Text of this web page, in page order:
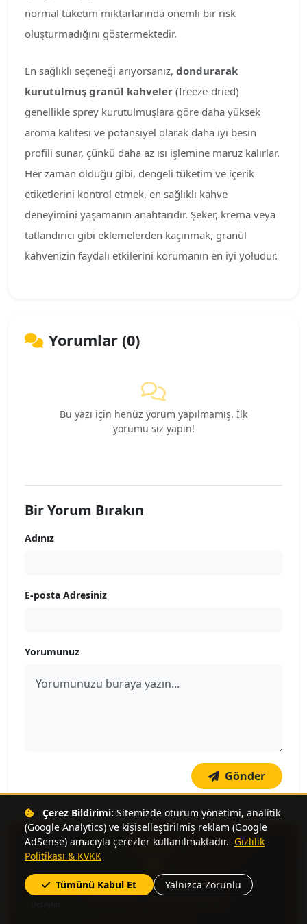
normal tüketim miktarlarında önemli bir risk
oluşturmadığını göstermektedir.
En sağlıklı seçeneği arıyorsanız, dondurarak
kurutulmuş granül kahveler (freeze-dried)
genellikle sprey kurutulmuşlara göre daha yüksek
aroma kalitesi ve potansiyel olarak daha iyi besin
profili sunar, çünkü daha az ısı işlemine maruz kalırlar.
Her zaman olduğu gibi, dengeli tüketim ve içerik
etiketlerini kontrol etmek, en sağlıklı kahve
deneyimini yaşamanın anahtarıdır. Şeker, krema veya
tatlandırıcı gibi eklemelerden kaçınmak, granül
kahvenizin faydalı etkilerini korumanın en iyi yoludur.
Yorumlar (0)
Bu yazı için henüz yorum yapılmamış. İlk
yorumu siz yapın!
Bir Yorum Bırakın
Adınız
E-posta Adresiniz
Yorumunuz
Gönder
REKLAM
Nitelikli Çekirdekler
Çerez Bildirimi: Sitemizde oturum yönetimi, analitik
(Google Analytics) ve kişiselleştirilmiş reklam (Google
AdSense) amacıyla çerezler kullanılmaktadır. Gizlilik
Politikası & KVKK
Tümünü Kabul Et Yalnızca Zorunlu